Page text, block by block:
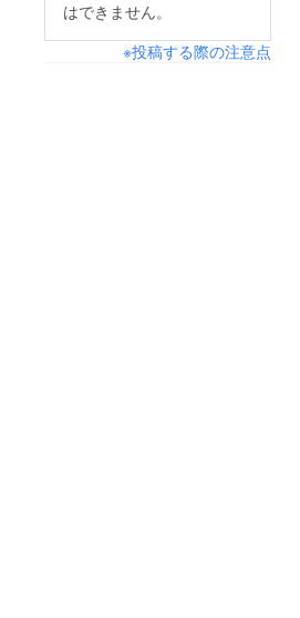
はできません。
※投稿する際の注意点